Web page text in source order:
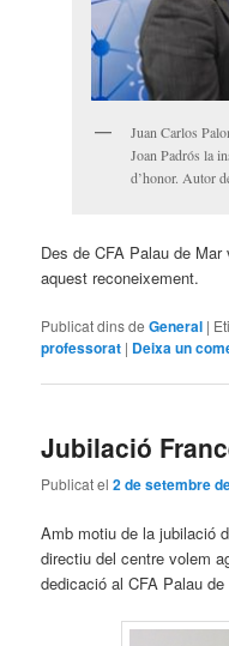
Juan Carlos
Joan Padrós la
d’honor. Autor
Des de CFA Palau de
aquest reconeixement.
Publicat dins de General |
professorat | Deixa un
Jubilació
Publicat el2 de setembre
Amb motiu de la jubilació
directiu del centre volem
dedicació al CFA Palau